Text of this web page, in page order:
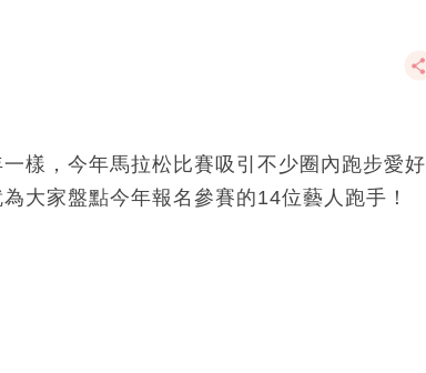
樣，今年馬拉松比賽吸引不少圈內跑步愛好
大家盤點今年報名參賽的14位藝人跑手！